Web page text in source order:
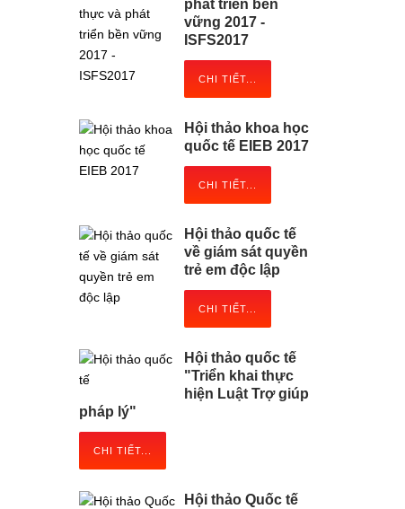
phát triển bền
vững 2017 -
ISFS2017
CHI TIẾT...
Hội thảo khoa học
quốc tế EIEB 2017
CHI TIẾT...
Hội thảo quốc tế
về giám sát quyền
trẻ em độc lập
CHI TIẾT...
Hội thảo quốc tế
"Triển khai thực
hiện Luật Trợ giúp
pháp lý"
CHI TIẾT...
Hội thảo Quốc tế